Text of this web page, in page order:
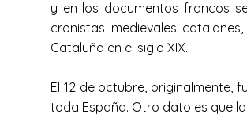
y en los documentos francos
cronistas medievales
Cataluña en el siglo XIX.
El 12 de octubre, originalmente,
toda España. Otro dato es que